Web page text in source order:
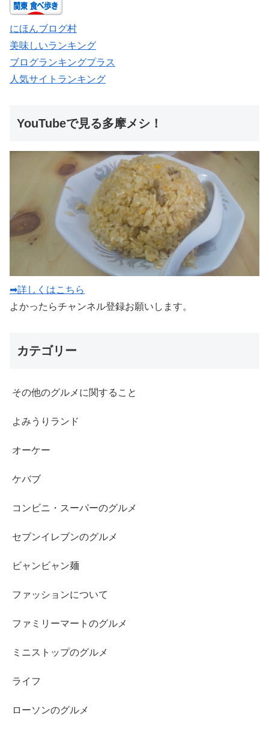
にほんブログ村
美味しいランキング
ブログランキングプラス
人気サイトランキング
YouTubeで見る多摩メシ！
➡詳しくはこちら
よかったらチャンネル登録お願いします。
カテゴリー
その他のグルメに関すること
よみうりランド
オーケー
ケバブ
コンビニ・スーパーのグルメ
セブンイレブンのグルメ
ビャンビャン麺
ファッションについて
ファミリーマートのグルメ
ミニストップのグルメ
ライフ
ローソンのグルメ